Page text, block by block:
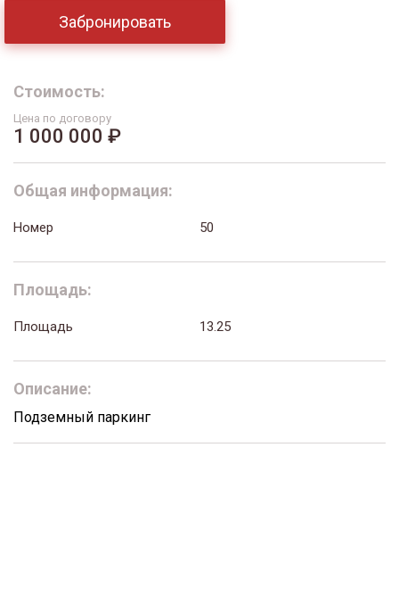
Забронировать
Стоимость:
Цена по договору
1 000 000 ₽
Общая информация:
Номер 50
Площадь:
Площадь 13.25
Описание:
Подземный паркинг